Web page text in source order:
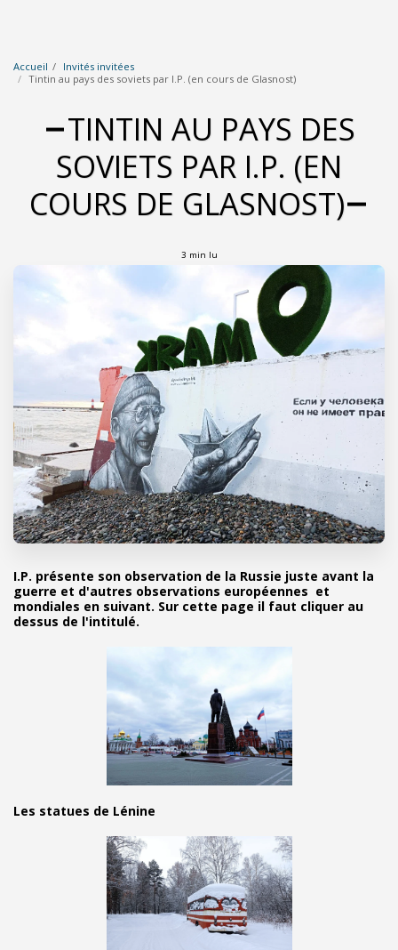
Accueil
Invités invitées
Tintin au pays des soviets par I.P. (en cours de Glasnost)
TINTIN AU PAYS DES
SOVIETS PAR I.P. (EN
COURS DE GLASNOST)
3 min lu
I.P. présente son observation de la Russie juste avant la
guerre et d'autres observations européennes et
mondiales en suivant. Sur cette page il faut cliquer au
dessus de l'intitulé.
Les statues de Lénine